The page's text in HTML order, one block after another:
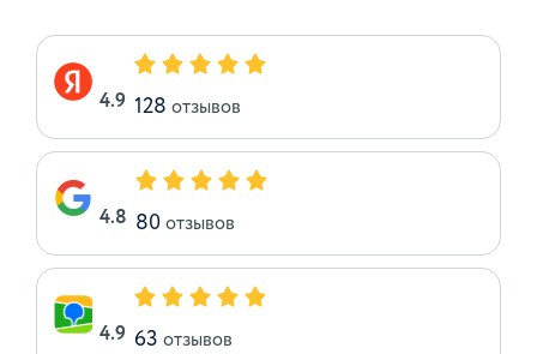
4.9 128 отзывов
4.8 80 отзывов
4.9 63 отзывов